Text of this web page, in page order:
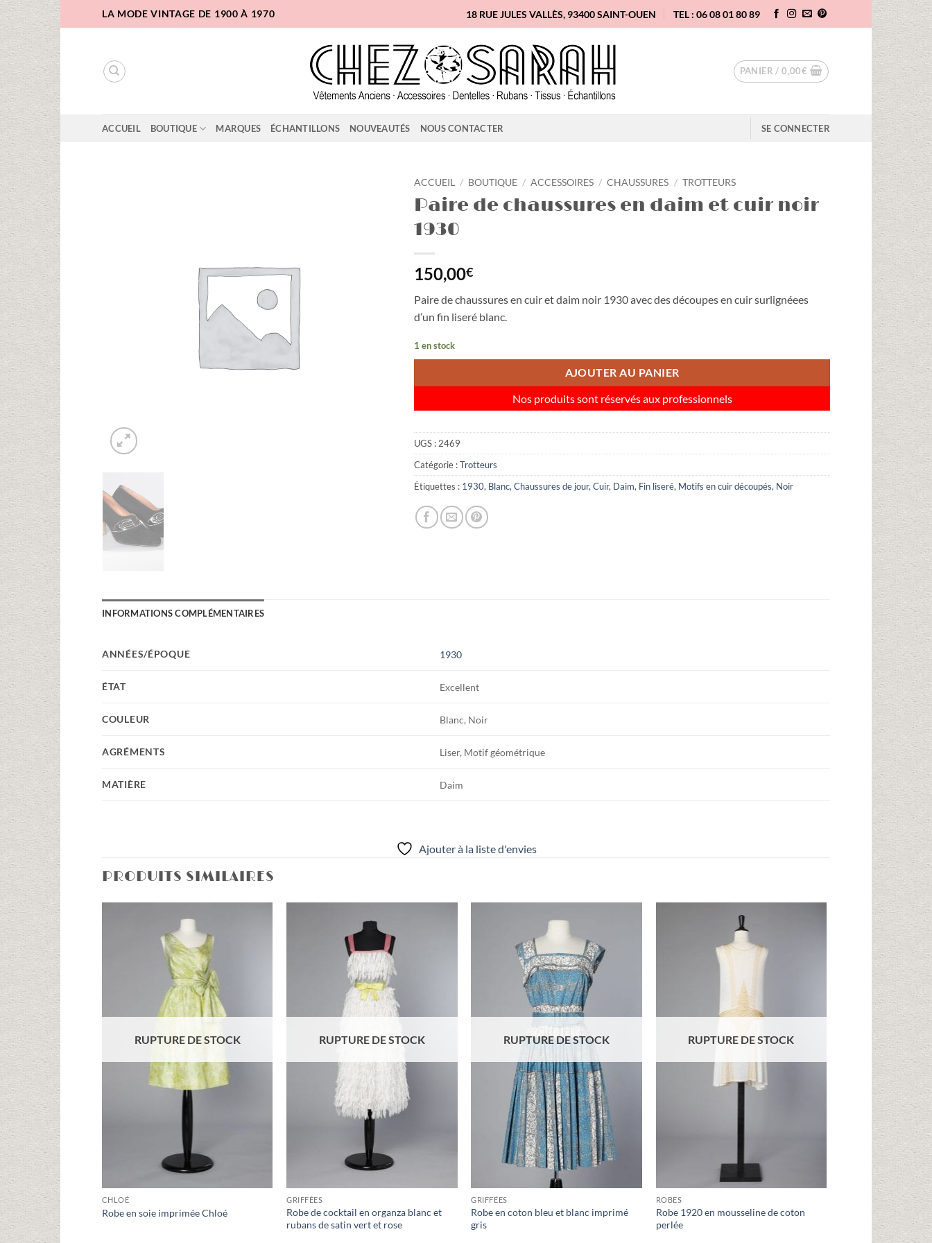
au
LA MODE VINTAGE DE 1900 À 1970 18 RUE JULES VALLÈS, 93400 SAINT-OUEN TEL : 06 08 01 80 89
PANIER /0,00€
ACCUEIL BOUTIQUE MARQUES ÉCHANTILLONS NOUVEAUTÉS NOUS CONTACTER SE CONNECTER
ACCUEIL / BOUTIQUE / ACCESSOIRES / CHAUSSURES / TROTTEURS
Paire de chaussures en daim et cuir noir
1930
150,00€
Paire de chaussures en cuir et daim noir 1930 avec des découpes en cuir surlignéees
d’un fin liseré blanc.
1 en stock
AJOUTER AU PANIER
Nos produits sont réservés aux professionnels
UGS : 2469
Catégorie :Trotteurs
Étiquettes : 1930, Blanc, Chaussures de jour, Cuir, Daim, Fin liseré, Motifs en cuir découpés, Noir
INFORMATIONS COMPLÉMENTAIRES
ANNÉES/ÉPOQUE 1930
ÉTAT Excellent
COULEUR Blanc, Noir
AGRÉMENTS Liser, Motif géométrique
MATIÈRE Daim
Ajouter à la liste d'envies
PRODUITS SIMILAIRES
RUPTURE DE STOCK
CHLOÉ
Robe en soie imprimée Chloé
RUPTURE DE STOCK
GRIFFÉES
Robe de cocktail en organza blanc et
rubans de satin vert et rose
à la liste
d'envies
RUPTURE DE STOCK
GRIFFÉES
Robe en coton bleu et blanc imprimé
gris
RUPTURE DE STOCK
ROBES
Robe 1920 en mousseline de coton
perlée
RUPTURE
coton imprimé